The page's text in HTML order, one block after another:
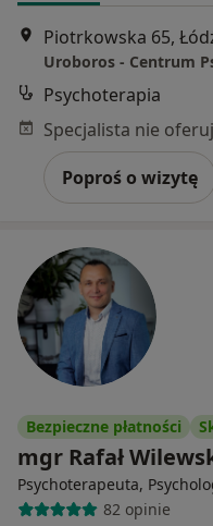
Piotrkowska 65,
Uroboros - Centrum
Psychoterapia
Poproś o wizytę
Bezpieczne płatności
mgr Rafał
Psychoterapeuta,
82 opinie